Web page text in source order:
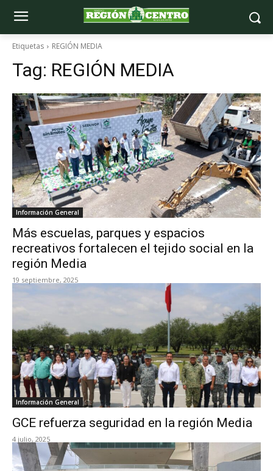
Etiquetas REGIÓN MEDIA
Tag: REGIÓN MEDIA
Información General
Más escuelas, parques y espacios
recreativos fortalecen el tejido social en la
región Media
19 septiembre, 2025
Información General
GCE refuerza seguridad en la región Media
4 julio, 2025